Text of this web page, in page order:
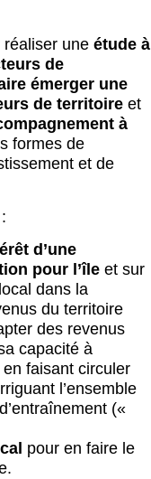
une étude à
de
émerger une
de territoire et
à
formes de
et de
d’une
pour l’île et sur
dans la
du territoire
des revenus
capacité à
faisant circuler
l’ensemble
(«
pour en faire le